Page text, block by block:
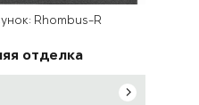
Rhombus-R
отделка